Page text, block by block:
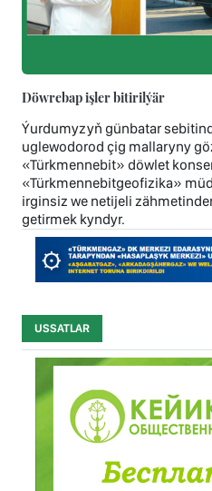
Döwrebap işler bitirilýär
Ýurdumyzyň günbatar
uglewodorod çig mallaryny
«Türkmennebit» döwlet
«Türkmennebitgeofizika»
irginsiz we netijeli
getirmek kyndyr.
USSATLAR